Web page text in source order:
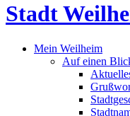
Stadt
Mein Weilheim
Auf einen